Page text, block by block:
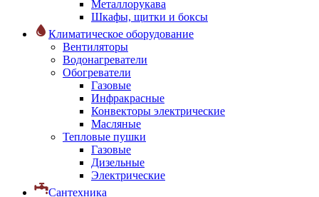
Металлорукава
Шкафы, щитки и боксы
Климатическое оборудование
Вентиляторы
Водонагреватели
Обогреватели
Газовые
Инфракрасные
Конвекторы электрические
Масляные
Тепловые пушки
Газовые
Дизельные
Электрические
Сантехника